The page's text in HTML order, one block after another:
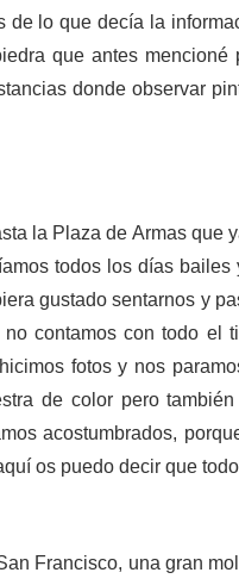
lo que decía la
que antes mencioné
donde observar
la Plaza de Armas que
todos los días
gustado sentarnos y
contamos con todo el
fotos y nos
de color pero
acostumbrados,
os puedo decir que
Francisco, una gran